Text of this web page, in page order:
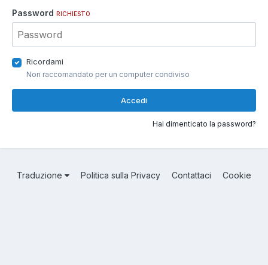
Password RICHIESTO
Ricordami
Non raccomandato per un computer condiviso
Accedi
Hai dimenticato la password?
Traduzione Politica sulla Privacy Contattaci Cookie